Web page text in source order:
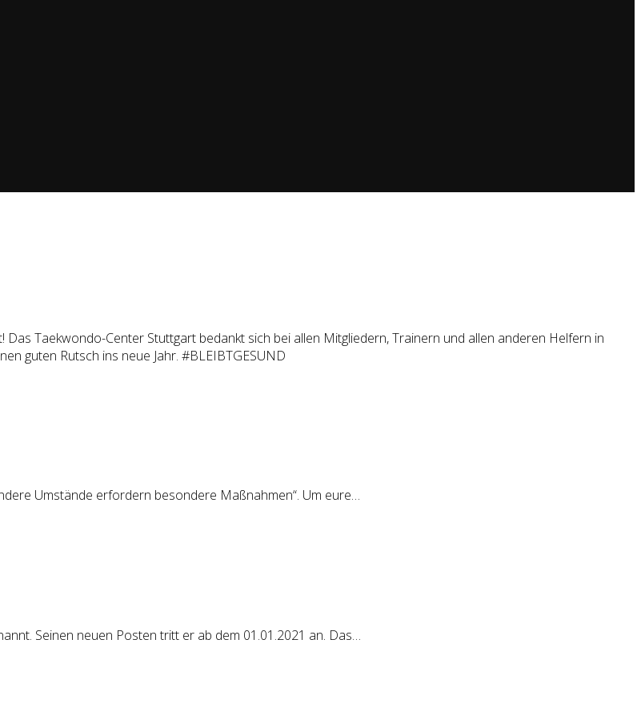
Taekwondo-Center Stuttgart bedankt sich bei allen Mitgliedern, Trainern und allen anderen Helfern in
guten Rutsch ins neue Jahr. #BLEIBTGESUND
Umstände erfordern besondere Maßnahmen“. Um eure…
Seinen neuen Posten tritt er ab dem 01.01.2021 an. Das…